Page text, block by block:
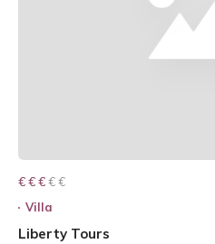
€ € € € €
€ € €
Villa
Liberty Tours